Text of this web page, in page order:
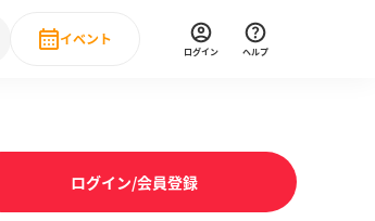
イベント
直近のイベント一覧
もっと見る
ログイン ヘルプ
ログイン/会員登録